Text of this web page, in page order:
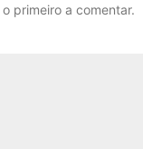
o primeiro a comentar.